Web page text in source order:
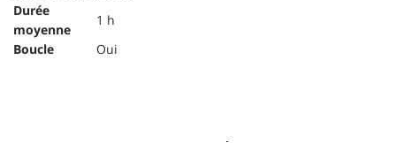
Durée
moyenne
1 h
Boucle
Oui